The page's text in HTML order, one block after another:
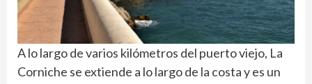
A lo largo de varios kilómetros del puerto viejo, La
Corniche se extiende a lo largo de la costa y es un